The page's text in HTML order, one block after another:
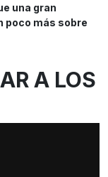
una gran
poco más sobre
A LOS